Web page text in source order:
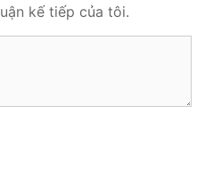
kế tiếp của tôi.